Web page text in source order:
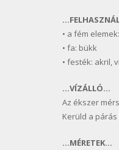
• a fém
• fa: bükk
• festék: akril,
…VÍZÁLLÓ…
Az ékszer
Kerüld a
…MÉRETEK…